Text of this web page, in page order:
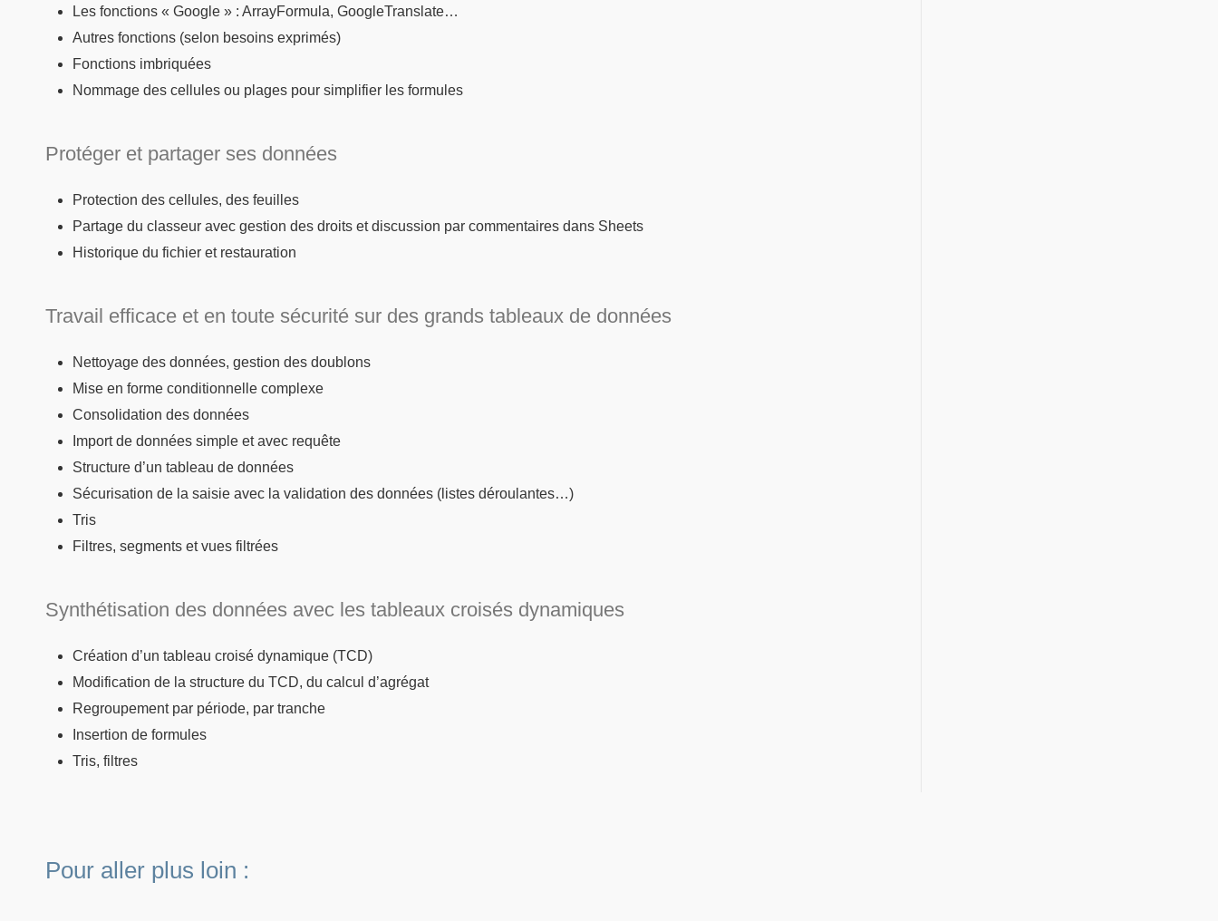
Les fonctions « Google » : ArrayFormula, GoogleTranslate…
Autres fonctions (selon besoins exprimés)
Fonctions imbriquées
Nommage des cellules ou plages pour simplifier les formules
Protéger et partager ses données
Protection des cellules, des feuilles
Partage du classeur avec gestion des droits et discussion par commentaires dans Sheets
Historique du fichier et restauration
Travail efficace et en toute sécurité sur des grands tableaux de données
Nettoyage des données, gestion des doublons
Mise en forme conditionnelle complexe
Consolidation des données
Import de données simple et avec requête
Structure d’un tableau de données
Sécurisation de la saisie avec la validation des données (listes déroulantes…)
Tris
Filtres, segments et vues filtrées
Synthétisation des données avec les tableaux croisés dynamiques
Création d’un tableau croisé dynamique (TCD)
Modification de la structure du TCD, du calcul d’agrégat
Regroupement par période, par tranche
Insertion de formules
Tris, filtres
Pour aller plus loin :